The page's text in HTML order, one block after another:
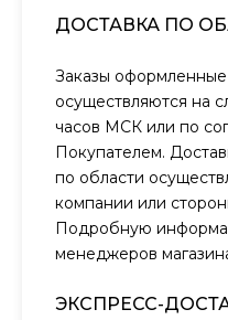
ДОСТАВКА ПО
Заказы
осуществляются на
часов МСК или по
Покупателем.
по области
компании или
Подробную
менеджеров
ЭКСПРЕСС-